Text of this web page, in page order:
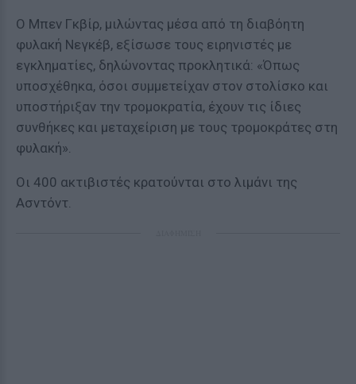
Ο Μπεν Γκβίρ, μιλώντας μέσα από τη διαβόητη
φυλακή Νεγκέβ, εξίσωσε τους ειρηνιστές με
εγκληματίες, δηλώνοντας προκλητικά: «Όπως
υποσχέθηκα, όσοι συμμετείχαν στον στολίσκο και
υποστήριξαν την τρομοκρατία, έχουν τις ίδιες
συνθήκες και μεταχείριση με τους τρομοκράτες στη
φυλακή».
Οι 400 ακτιβιστές κρατούνται στο λιμάνι της
Ασντόντ.